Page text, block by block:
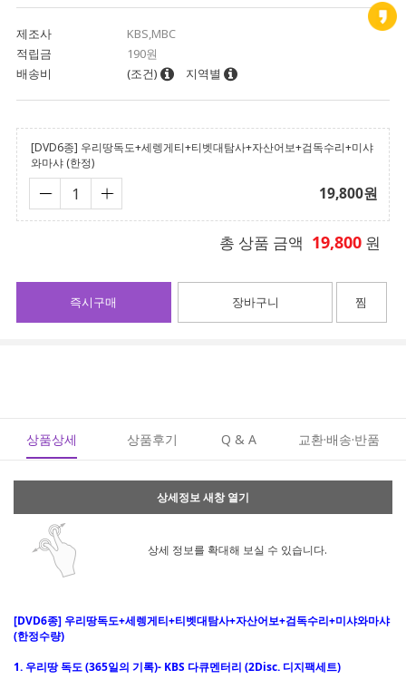
제조사
KBS,MBC
적립금
190원
배송비
(조건) 지역별
[DVD6종] 우리땅독도+세렝게티+티벳대탐사+자산어보+검독수리+미샤
와마샤 (한정)
19,800원
총 상품 금액 19,800 원
장바구니
즉시구매 찜
상품상세 상품후기 Q & A 교환·배송·반품
상세정보 새창 열기
상세 정보를 확대해 보실 수 있습니다.
[DVD6종] 우리땅독도+세렝게티+티벳대탐사+자산어보+검독수리+미샤와마샤
(한정수량)
1. 우리땅 독도 (365일의 기록)- KBS 다큐멘터리 (2Disc. 디지팩세트)